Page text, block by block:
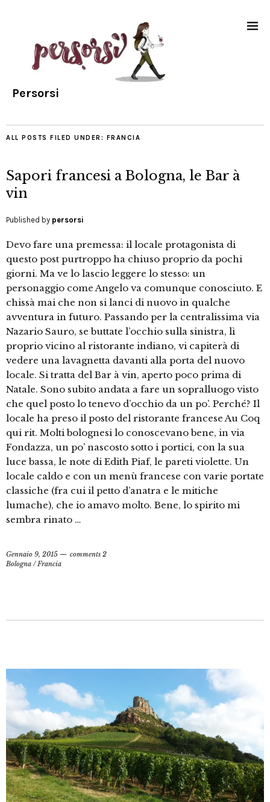
Persorsi
ALL POSTS FILED UNDER: FRANCIA
Sapori francesi a Bologna, le Bar à
vin
Published by persorsi
Devo fare una premessa: il locale protagonista di
questo post purtroppo ha chiuso proprio da pochi
giorni. Ma ve lo lascio leggere lo stesso: un
personaggio come Angelo va comunque conosciuto. E
chissà mai che non si lanci di nuovo in qualche
avventura in futuro. Passando per la centralissima via
Nazario Sauro, se buttate l’occhio sulla sinistra, lì
proprio vicino al ristorante indiano, vi capiterà di
vedere una lavagnetta davanti alla porta del nuovo
locale. Si tratta del Bar à vin, aperto poco prima di
Natale. Sono subito andata a fare un sopralluogo visto
che quel posto lo tenevo d’occhio da un po’. Perché? Il
locale ha preso il posto del ristorante francese Au Coq
qui rit. Molti bolognesi lo conoscevano bene, in via
Fondazza, un po’ nascosto sotto i portici, con la sua
luce bassa, le note di Edith Piaf, le pareti violette. Un
locale caldo e con un menù francese con varie portate
classiche (fra cui il petto d’anatra e le mitiche
lumache), che io amavo molto. Bene, lo spirito mi
sembra rinato …
Gennaio 9, 2015
comments 2
Bologna /Francia